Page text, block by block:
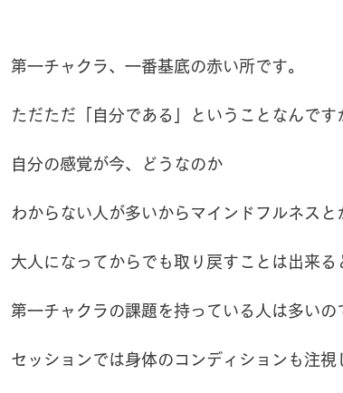
第一チャクラ、一番基底の赤い所です。
ただただ「自分である」ということなんです
自分の感覚が今、どうなのか
わからない人が多いからマインドフルネスと
大人になってからでも取り戻すことは出来る
第一チャクラの課題を持っている人は多いの
セッションでは身体のコンディションも注視